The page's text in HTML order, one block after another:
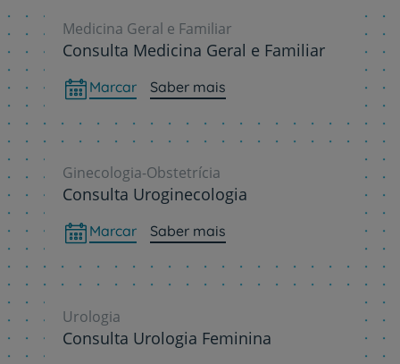
Medicina Geral e Familiar
Consulta Medicina Geral e Familiar
Marcar Saber mais
Ginecologia-Obstetrícia
Consulta Uroginecologia
Marcar Saber mais
Urologia
Consulta Urologia Feminina